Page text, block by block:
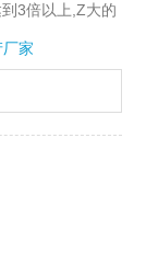
3倍以上,Z大的
家